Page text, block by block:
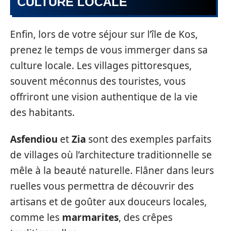
Enfin, lors de votre séjour sur l’île de Kos,
prenez le temps de vous immerger dans sa
culture locale. Les villages pittoresques,
souvent méconnus des touristes, vous
offriront une vision authentique de la vie
des habitants.
Asfendiou etZia sont des exemples parfaits
de villages où l’architecture traditionnelle se
mêle à la beauté naturelle. Flâner dans leurs
ruelles vous permettra de découvrir des
artisans et de goûter aux douceurs locales,
comme les marmarites, des crêpes